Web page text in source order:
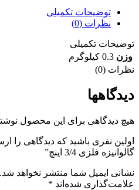
توضیحات تکمیلی
نظرات (0)
توضیحات تکمیلی
وزن 0.3 کیلوگرم
نظرات (0)
دیدگاهها
هیچ دیدگاهی برای این محصول
اولین نفری باشید که دیدگاهی را
گالوانیزه فلزی 3/4 اینچ”
نشانی ایمیل شما منتشر نخواهد شد.
علامت‌گذاری شده‌اند *